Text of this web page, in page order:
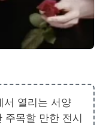
서 열리는 서양
주목할 만한 전시